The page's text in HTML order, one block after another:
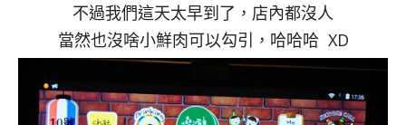
不過我們這天太早到了，店內都沒人
當然也沒啥小鮮肉可以勾引，哈哈哈 XD